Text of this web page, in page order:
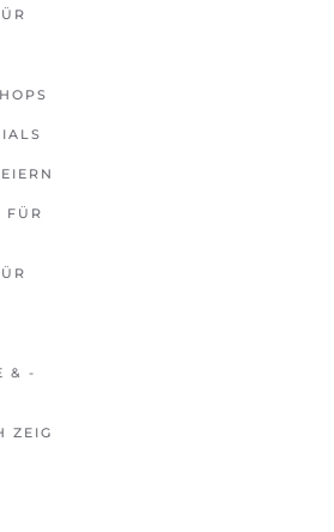
FÜR
& -
ZEIG